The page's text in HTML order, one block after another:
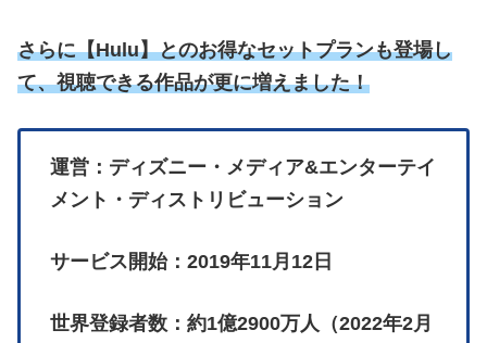
さらに【Hulu】とのお得なセットプランも登場し
て、視聴できる作品が更に増えました！
運営：ディズニー・メディア&エンターテイ
メント・ディストリビューション
サービス開始：2019年11月12日
世界登録者数：約1億2900万人（2022年2月